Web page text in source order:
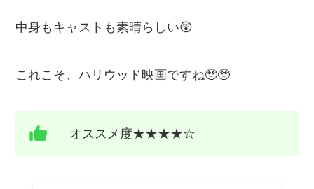
中身もキャストも素晴らしい😲
これこそ、ハリウッド映画ですね🥹🥹
オススメ度★★★★☆